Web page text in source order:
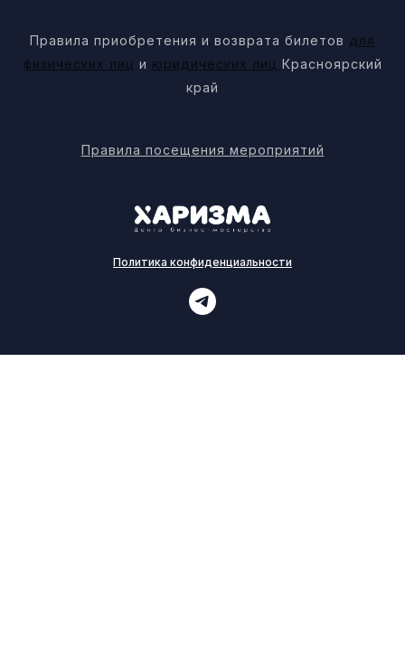
Правила приобретения и возврата билетов для
физических лиц и юридических лиц Красноярский
край
Правила посещения мероприятий
Политика конфиденциальности